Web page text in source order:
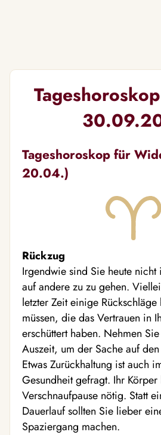
Tageshoroskop für
20.04.)
Rückzug
Irgendwie sind Sie heute
auf andere zu zu gehen.
letzter Zeit einige Rückschläge
müssen, die das Vertrauen in
erschüttert haben. Nehmen
Auszeit, um der Sache auf
Etwas Zurückhaltung ist auch
Gesundheit gefragt. Ihr
Verschnaufpause nötig. Statt
Dauerlauf sollten Sie lieber
Spaziergang machen.